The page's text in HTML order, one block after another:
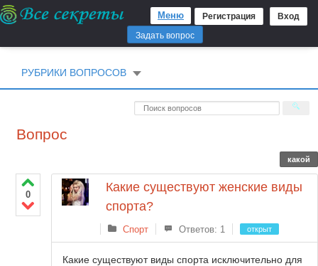
Регистрация Вход
Меню
Задать вопрос
РУБРИКИ ВОПРОСОВ
Вопрос
какой
0
Какие существуют женские виды
спорта?
Спорт Ответов: 1 открыт
Какие существуют виды спорта исключительно для